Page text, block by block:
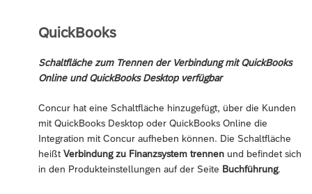
QuickBooks
Schaltfläche zum Trennen der Verbindung mit QuickBooks
Online und QuickBooks Desktop verfügbar
Concur hat eine Schaltfläche hinzugefügt, über die Kunden
mit QuickBooks Desktop oder QuickBooks Online die
Integration mit Concur aufheben können. Die Schaltfläche
heißt Verbindung zu Finanzsystem trennen und befindet sich
in den Produkteinstellungen auf der Seite Buchführung.